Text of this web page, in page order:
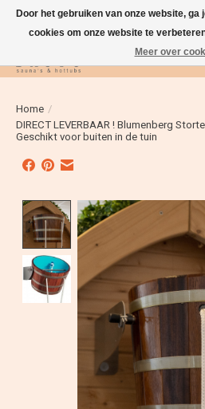
Home /
DIRECT LEVERBAAR ! Blumenberg
Geschikt voor buiten in de tuin
Product image
Door het gebruiken van onze website,
cookies om onze website te
Meer over